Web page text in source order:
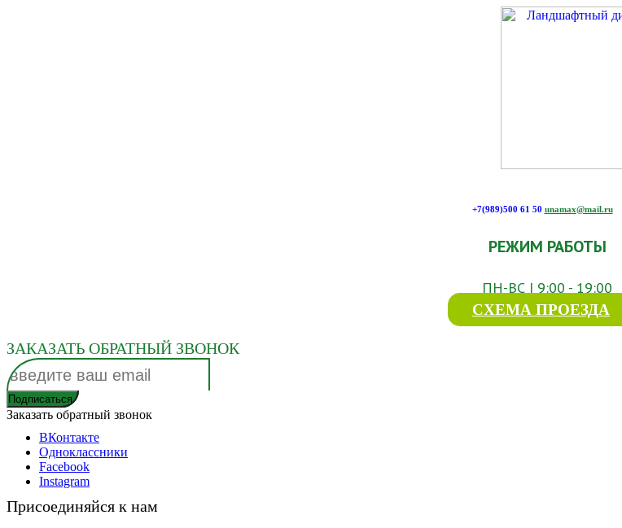
+7(989)500 61 50 unamax@mail.ru
РЕЖИМ РАБОТЫ
ПН-ВС | 9:00 - 19:00
СХЕМА ПРОЕЗДА
ЗАКАЗАТЬ ОБРАТНЫЙ ЗВОНОК
Заказать обратный звонок
ВКонтакте
Одноклассники
Facebook
Instagram
Присоединяйся к нам